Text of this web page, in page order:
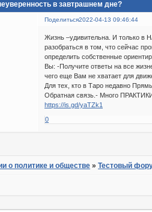
в завтрашнем дне?
Поделиться2022-04-13 09:46:44
Жизнь –удивительна. И только в
разобраться в том, что сейчас
определить собственные
Вы: -Получите ответы на все
чего еще Вам не хватает для
Для тех, кто в Таро недавно
Обратная связь.- Много
https://is.gd/yaTZk1
0
о политике и обществе »Тестовый